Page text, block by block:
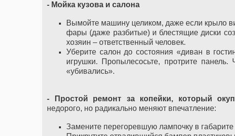
- Мойка кузова и салона
Вымойте машину целиком, даже если крыло
фары (даже разбитые) и блестящие диски
хозяин – ответственный человек.
Уберите салон до состояния «диван в
игрушки. Пропылесосьте, протрите
«убивались».
- Простой ремонт за копейки, который
недорого, но радикально меняют впечатление:
Замените перегоревшую лампочку в